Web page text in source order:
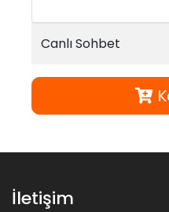
Canlı Sohbet
İletişim